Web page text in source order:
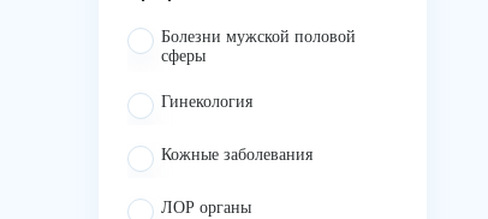
Болезни мужской половой
сферы
Гинекология
Кожные заболевания
ЛОР органы